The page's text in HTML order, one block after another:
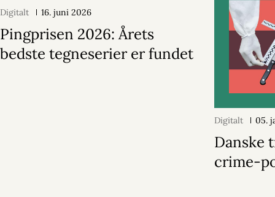
Digitalt 16. juni 2026
Pingprisen 2026: Årets
bedste tegneserier er fundet
Digitalt 05.
Danske
crime-